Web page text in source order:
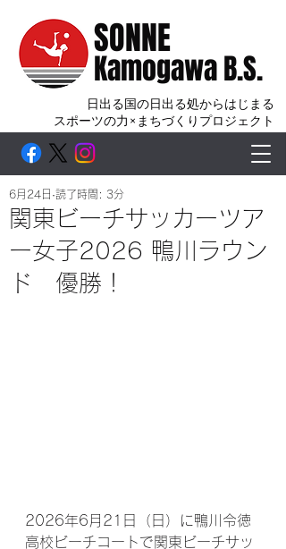
SONNE
Kamogawa B.S.
日出る国の日出る処からはじまる
スポーツの力×まちづくりプロジェクト
関東ビーチサッカーツア
ー女子2026 鴨川ラウン
ド 優勝！
6月24日 読了時間: 3分
2026年6月21日（日）に鴨川令徳
高校ビーチコートで関東ビーチサッ